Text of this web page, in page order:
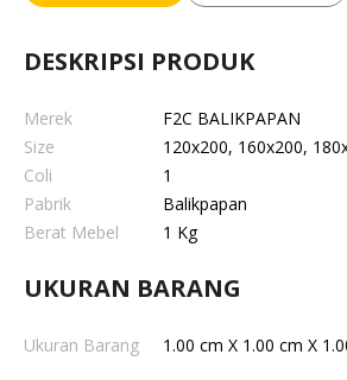
DESKRIPSI PRODUK
Merek
F2C BALIKPAPAN
Size
120x200, 160x200,
Coli
1
Pabrik
Balikpapan
Berat Mebel
1 Kg
UKURAN BARANG
Ukuran Barang 1.00 cm X 1.00 cm X